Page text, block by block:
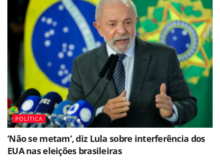
POLÍTICA
‘Não se metam’, diz Lula sobre interferência dos
EUA nas eleições brasileiras